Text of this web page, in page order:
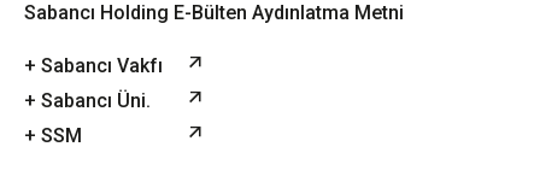
Sabancı Holding E-Bülten Aydınlatma Metni
+ Sabancı Vakfı
+ Sabancı Üni.
+ SSM